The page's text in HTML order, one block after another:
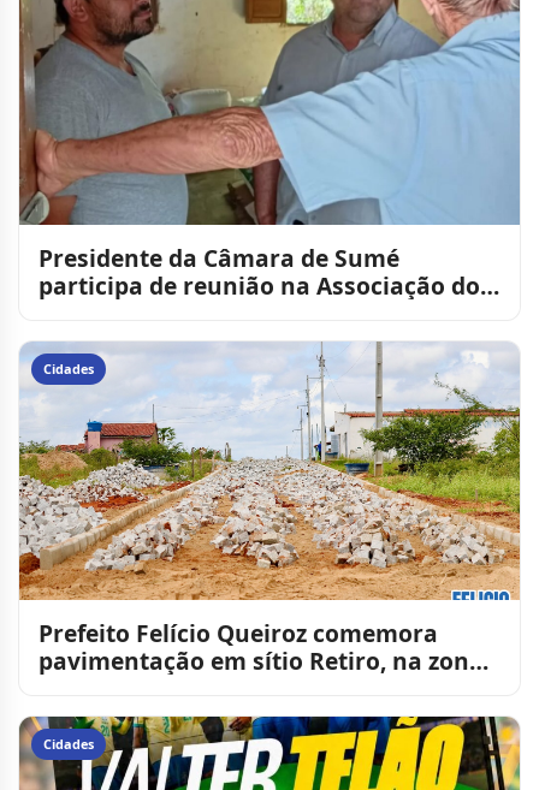
Presidente da Câmara de Sumé
participa de reunião na Associação dos
Cidades
Prefeito Felício Queiroz comemora
pavimentação em sítio Retiro, na zona
Cidades